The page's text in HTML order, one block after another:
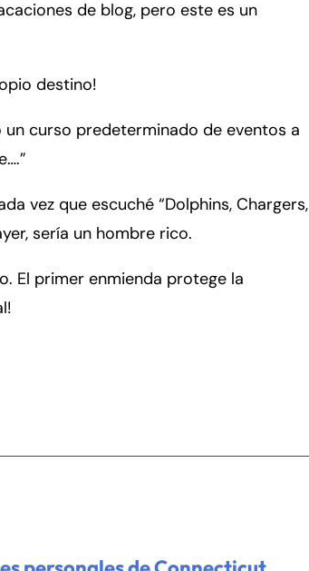
de blog, pero este es un
destino!
curso predeterminado de eventos a
vez que escuché “Dolphins, Chargers,
sería un hombre rico.
El primer enmienda protege la